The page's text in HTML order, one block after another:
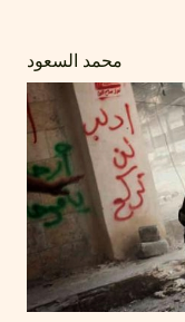
محمد السعود